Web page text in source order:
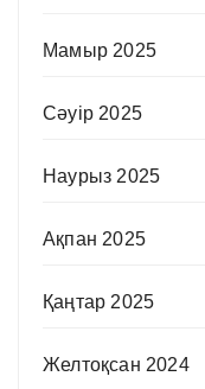
Мамыр 2025
Сәуір 2025
Наурыз 2025
Ақпан 2025
Қаңтар 2025
Желтоқсан 2024